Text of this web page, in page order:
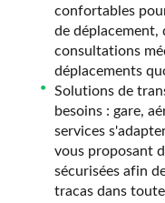
confortables
de déplacement,
consultations
déplacements
Solutions de
besoins : gare,
services
vous proposant
sécurisées afin
tracas dans